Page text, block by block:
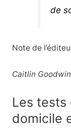
de
Note de
Caitlin
Les tests
domicile